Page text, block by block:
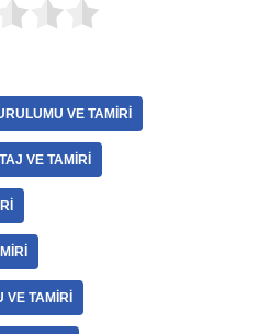
VE TAMIRI
VE TAMIRI
VE TAMIRI